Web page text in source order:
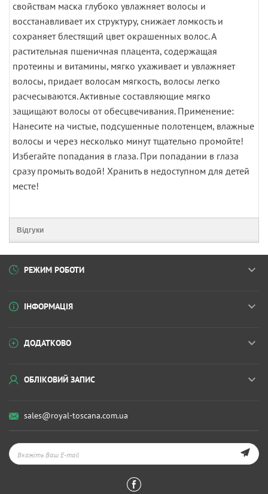
свойствам маска глубоко увлажняет волосы и
восстанавливает их структуру, снижает ломкость и
сохраняет блестящий цвет окрашенных волос. А
растительная пшеничная плацента, содержащая
протеины и витамины, мягко ухаживает и увлажняет
волосы, придает волосам мягкость, волосы легко
расчесываются. Активные составляющие мягко
защищают волосы от обесцвечивания. Применение:
Нанесите на чистые, подсушенные полотенцем, влажные
волосы и через несколько минут тщательно промойте!
Избегайте попадания в глаза. При попадании в глаза
сразу промыть водой! Хранить в недоступном для детей
месте!
Відгуки
РЕЖИМ РОБОТИ
ІНФОРМАЦІЯ
ДОДАТКОВО
ОБЛІКОВИЙ ЗАПИС
sales@royal-toscana.com.ua